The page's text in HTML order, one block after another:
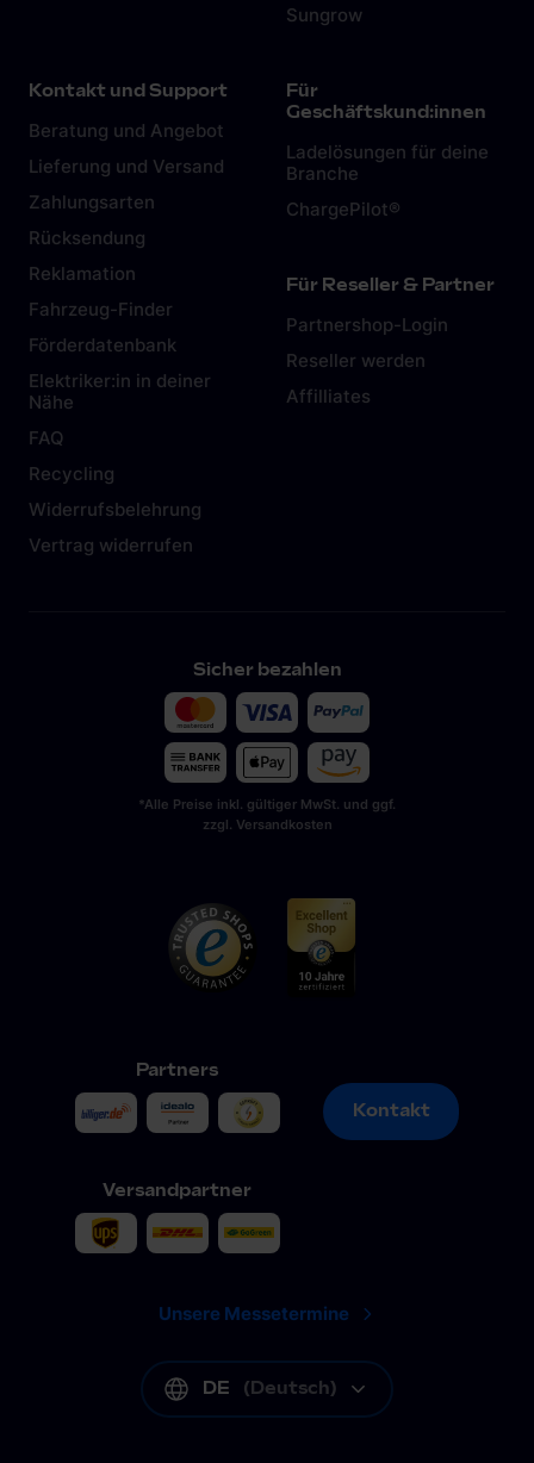
Sungrow
Kontakt und Support
Beratung und Angebot
Lieferung und Versand
Zahlungsarten
Rücksendung
Reklamation
Fahrzeug-Finder
Förderdatenbank
Elektriker:in in deiner
Nähe
FAQ
Recycling
Widerrufsbelehrung
Vertrag widerrufen
Für
Geschäftskund:innen
Ladelösungen für deine
Branche
ChargePilot®
Für Reseller & Partner
Partnershop-Login
Reseller werden
Affilliates
Sicher bezahlen
*Alle Preise inkl. gültiger MwSt. und ggf.
zzgl. Versandkosten
Partners
Versandpartner
Kontakt
Kontakt
Unsere Messetermine
DE (Deutsch)